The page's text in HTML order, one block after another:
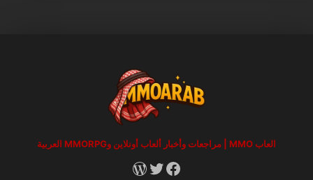
العاب MMO | مراجعات وأخبار ألعاب أونلاين وMMORPG العربية
Facebook
X
RSS